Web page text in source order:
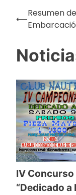
de
⟵
Resumen
IV Concurso
“Dedicado a